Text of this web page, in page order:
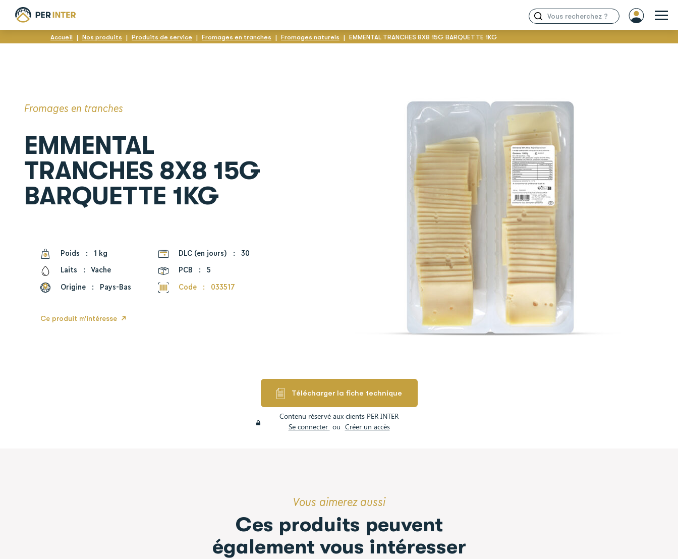
Accueil | Nos produits | Produits de service | Fromages en tranches | Fromages naturels | EMMENTAL TRANCHES 8X8 15G BARQUETTE 1KG
Fromages en tranches
EMMENTAL
TRANCHES 8X8 15G
BARQUETTE 1KG
Poids : 1 kg
Laits : Vache
Origine : Pays-Bas
DLC (en jours) : 30
PCB : 5
Code : 033517
Ce produit m’intéresse
Télécharger la fiche technique
Contenu réservé aux clients PER INTER
Se connecter ou Créer un accès
Vous aimerez aussi
Ces produits peuvent
également vous intéresser